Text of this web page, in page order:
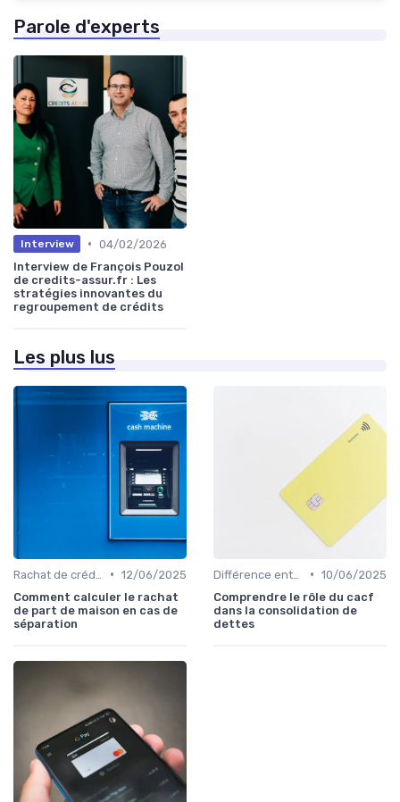
Parole d'experts
Interview • 04/02/2026
Interview de François Pouzol
de credits-assur.fr : Les
stratégies innovantes du
regroupement de crédits
Les plus lus
• 12/06/2025
Comment calculer le rachat
de part de maison en cas de
séparation
• 10/06/2025
Comprendre le rôle du cacf
dans la consolidation de
dettes